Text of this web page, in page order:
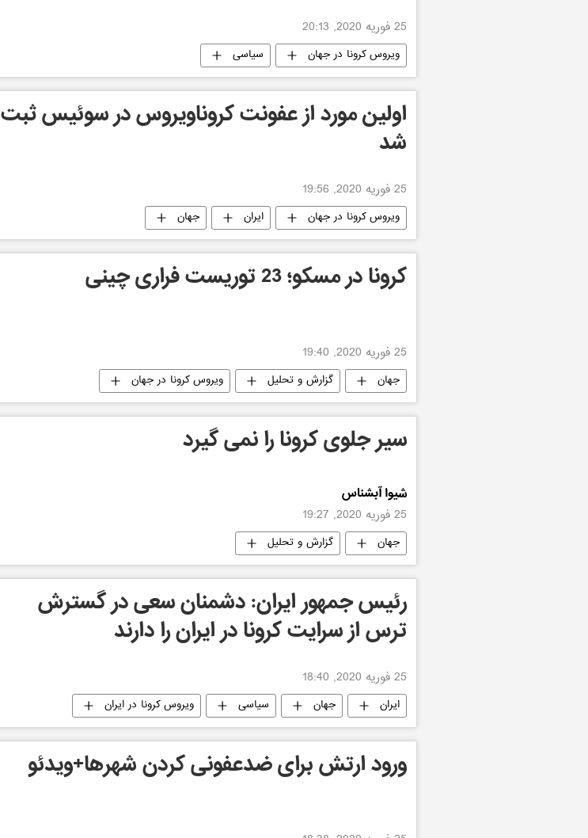
25 فوریه 2020, 20:13
ویروس کرونا در جهان سیاسی
اولین مورد از عفونت کروناویروس در سوئیس ثبت
شد
25 فوریه 2020, 19:56
ویروس کرونا در جهان ایران جهان
کرونا در مسکو؛ 23 توریست فراری چینی
25 فوریه 2020, 19:40
جهان گزارش و تحلیل ویروس کرونا در جهان
سیر جلوی کرونا را نمی گیرد
شیوا آبشناس
25 فوریه 2020, 19:27
جهان گزارش و تحلیل
رئیس جمهور ایران: دشمنان سعی در گسترش
ترس از سرایت کرونا در ایران را دارند
25 فوریه 2020, 18:40
ایران جهان سیاسی ویروس کرونا در ایران
ورود ارتش برای ضدعفونی کردن شهرها+ویدئو